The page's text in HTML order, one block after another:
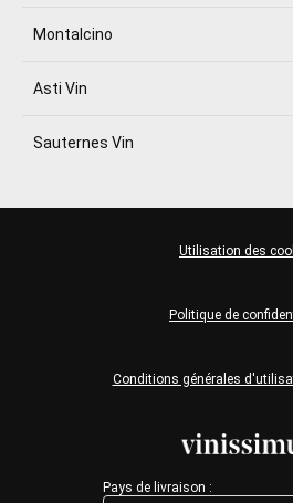
Montalcino
Asti Vin
Sauternes Vin
Pays de livraison :
Conditions générales
Politique de
Utilisation des